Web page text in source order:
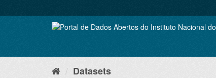
to
Datasets